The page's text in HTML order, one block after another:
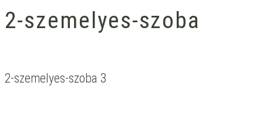
2-szemelyes-szoba
2-szemelyes-szoba 3